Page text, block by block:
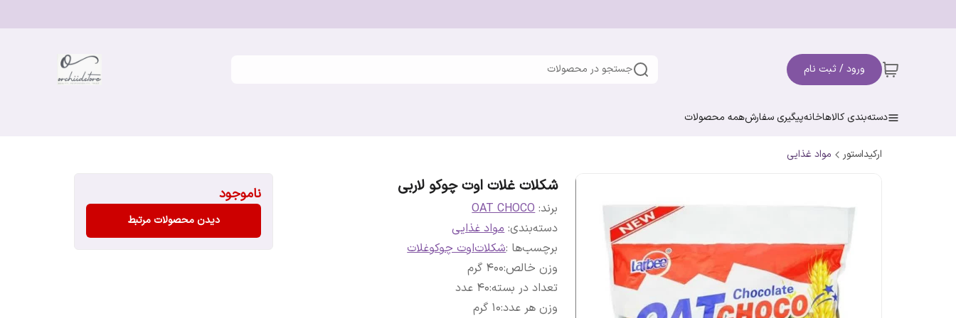
ورود / ثبت نام جستجو در محصولات
دسته‌بندی کالاهاخانهپیگیری سفارشهمه محصولات
ارکیداستور مواد غذایی
شکلات غلات اوت چوکو لاربی
برند: OAT CHOCO
دسته‌بندی:مواد غذایی
برچسب‌ها :شکلاتاوت چوکوغلات
وزن خالص:400 گرم
تعداد در بسته:40 عدد
وزن هر عدد:10 گرم
ناموجود
دیدن محصولات مرتبط